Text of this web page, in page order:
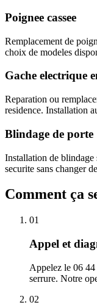
Poignee cassee
Remplacement de
choix de modeles
Gache electrique
Reparation ou
residence. Installation
Blindage de porte
Installation de blindage
securite sans changer
Comment ça
01
Appel et
Appelez le 06
serrure. Notre
02